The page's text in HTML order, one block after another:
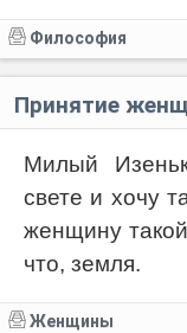
Философия
Принятие
Милый
свете и хочу
женщину
что, земля.
Женщины